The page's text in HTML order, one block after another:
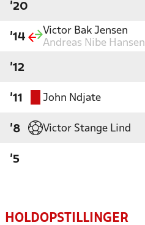
'20
'14
Victor Bak Jensen
Andreas Nibe Hansen
'12
'11 John Ndjate
'8 Victor Stange Lind
'5
HOLDOPSTILLINGER